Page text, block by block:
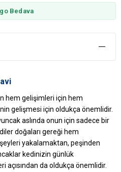
Bedava
hem gelişimleri için hem
gelişmesi için oldukça önemlidir.
aslında onun için sadece bir
doğaları gereği hem
yakalamaktan, peşinden
kedinizin günlük
da oldukça önemlidir.